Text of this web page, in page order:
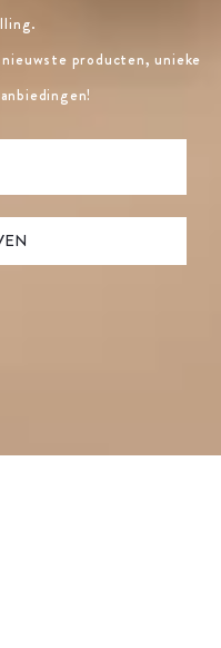
producten, unieke